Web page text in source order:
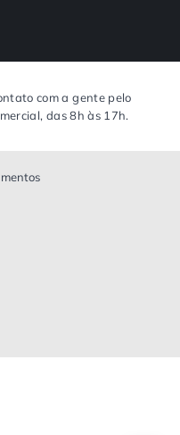
com a gente pelo
das 8h às 17h.